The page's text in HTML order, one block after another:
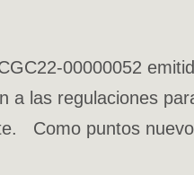
00000052
a las regulaciones
Como puntos